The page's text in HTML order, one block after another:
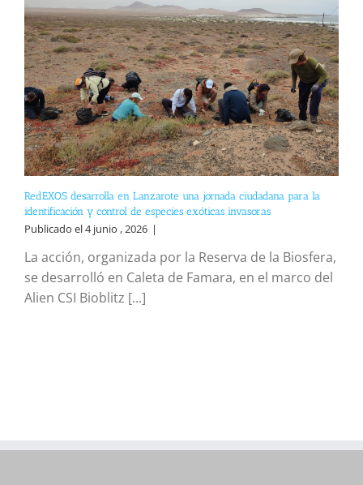
RedEXOS desarrolla en Lanzarote una jornada ciudadana para la
identificación y control de especies exóticas invasoras
Publicado el 4 junio , 2026 |
La acción, organizada por la Reserva de la Biosfera,
se desarrolló en Caleta de Famara, en el marco del
Alien CSI Bioblitz [...]